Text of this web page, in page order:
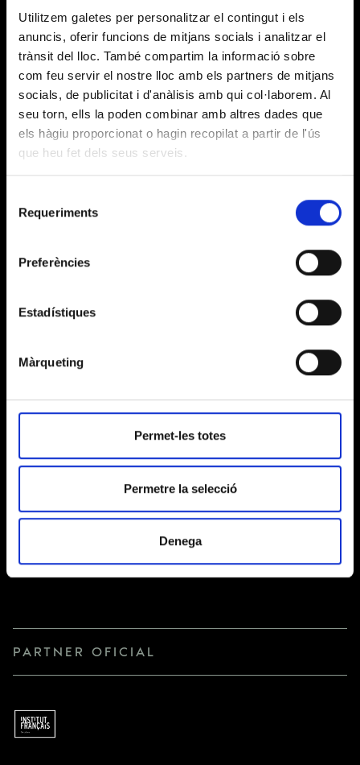
Utilitzem galetes per personalitzar el contingut i els
anuncis, oferir funcions de mitjans socials i analitzar el
trànsit del lloc. També compartim la informació sobre
com feu servir el nostre lloc amb els partners de mitjans
socials, de publicitat i d'anàlisis amb qui col·laborem. Al
seu torn, ells la poden combinar amb altres dades que
els hàgiu proporcionat o hagin recopilat a partir de l'ús
que heu fet dels seus serveis.
Requeriments
Preferències
Estadístiques
Màrqueting
Permet-les totes
Permetre la selecció
Denega
PARTNERS ARTÍSTICS
PARTNER OFICIAL
INFORMACIÓ BÀSICA SOBRE EL TRACTAMENT DE DADES
(Reglament (UE) 2016/679)
DEL
TRACTAMENT
Us informem que Layers of reality, SL amb domicili al
CarrerBadajoz, 38 – 40, Barcelona, 08005, és l’entitat
personals.
Gestionar la vinculació amb l’entitat i la participació
als actes, activitats i esdeveniments que organitzi i, si
Shield» per a la gestió del pagament de les donacions
i/o quotes i Autoritats competents. A banda d’aquest
exigeixi una llei o sigui necessari per complir amb la
finalitat del tractament.
DRETS
Accedir, rectificar i suprimir dades, així com la resta
que s’expliquen en lapolítica de privacitat.